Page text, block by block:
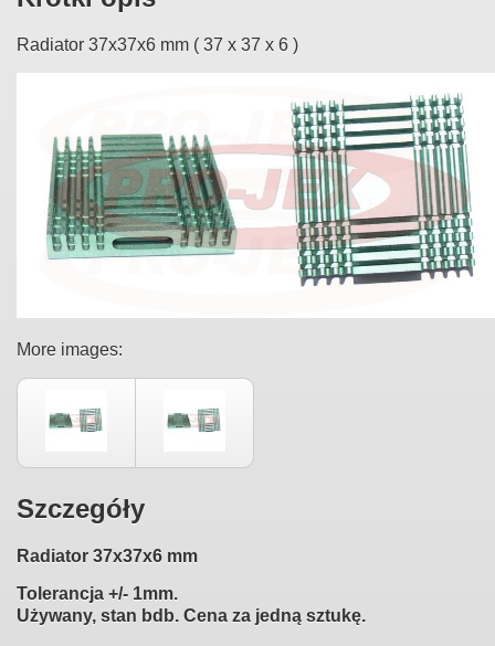
Radiator 37x37x6 mm ( 37 x 37 x 6 )
More images:
Szczegóły
Radiator 37x37x6 mm
Tolerancja +/- 1mm.
Używany, stan bdb. Cena za jedną sztukę.